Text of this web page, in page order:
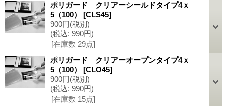
ポリガード クリアーシールドタイプ4ｘ
5（100） [CLS45]
900円(税別)
(税込: 990円)
[在庫数 29点]
ポリガード クリアーオープンタイプ4ｘ
5（100） [CLO45]
900円(税別)
(税込: 990円)
[在庫数 15点]